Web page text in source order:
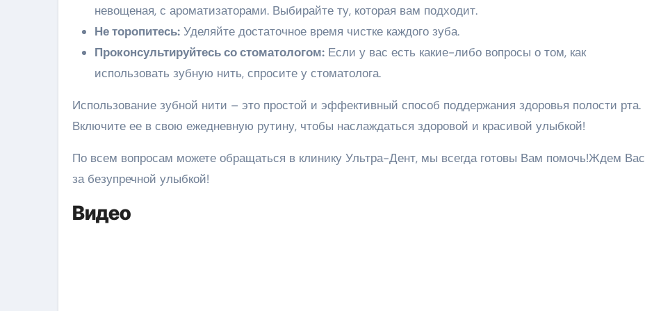
невощеная, с ароматизаторами. Выбирайте ту, которая вам подходит.
Не торопитесь: Уделяйте достаточное время чистке каждого зуба.
Проконсультируйтесь со стоматологом: Если у вас есть какие-либо вопросы о том, как
использовать зубную нить, спросите у стоматолога.
Использование зубной нити – это простой и эффективный способ поддержания здоровья полости рта.
Включите ее в свою ежедневную рутину, чтобы наслаждаться здоровой и красивой улыбкой!
По всем вопросам можете обращаться в клинику Ультра-Дент, мы всегда готовы Вам помочь!Ждем Вас
за безупречной улыбкой!
Видео